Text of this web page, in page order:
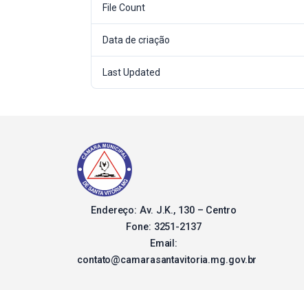
File Count
Data de criação
Last Updated
Endereço: Av. J.K., 130 – Centro
Fone: 3251-2137
Email:
contato@camarasantavitoria.mg.gov.br